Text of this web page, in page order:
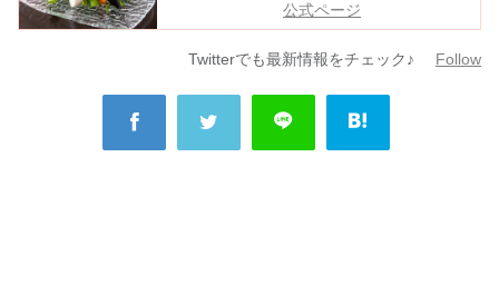
公式ページ
Twitterでも最新情報をチェック♪ Follow